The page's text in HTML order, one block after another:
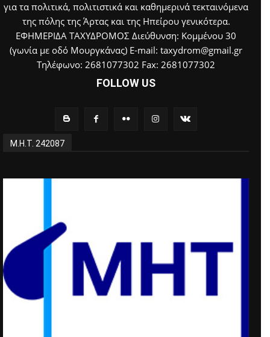
για τα πολιτικά, πολιτιστικά και καθημερινά τεκταινόμενα
της πόλης της Άρτας και της Ηπείρου γενικότερα.
ΕΦΗΜΕΡΙΔΑ ΤΑΧΥΔΡΟΜΟΣ Διεύθυνση: Κομμένου 30
(γωνία με οδό Μουργκάνας) E-mail: taxydrom@gmail.gr
Τηλέφωνο: 2681077302 Fax: 2681077302
FOLLOW US
Μ.Η.Τ. 242087